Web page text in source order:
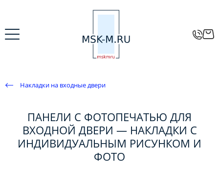
Накладки на входные двери
ПАНЕЛИ С ФОТОПЕЧАТЬЮ ДЛЯ
ВХОДНОЙ ДВЕРИ — НАКЛАДКИ С
ИНДИВИДУАЛЬНЫМ РИСУНКОМ И
ФОТО